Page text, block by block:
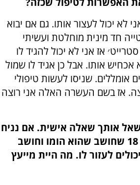
לא יכול לעצור אותו. גם אם יבוא
חד מינית מוחלטת ועשיתי
אז אני לא יכול להגיד לו
אכחיש אותו. אבל כן אגיד לו שמול
אומללים. שניסו לעשות טיפולי
אז בשם העשרה האלה אני רוצה
אותך שאלה אישית. אם נניח
היה לך בן, מעל גיל 18 שחושב שהוא הומו וחושב
לעזור לו. מה היית מייעץ